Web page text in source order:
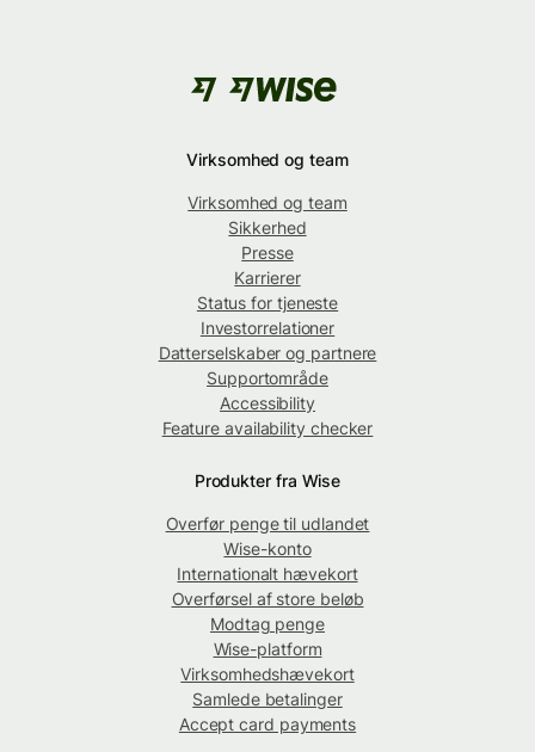
Virksomhed og team
Virksomhed og team
Sikkerhed
Presse
Karrierer
Status for tjeneste
Investorrelationer
Datterselskaber og partnere
Supportområde
Accessibility
Feature availability checker
Produkter fra Wise
Overfør penge til udlandet
Wise-konto
Internationalt hævekort
Overførsel af store beløb
Modtag penge
Wise-platform
Virksomhedshævekort
Samlede betalinger
Accept card payments